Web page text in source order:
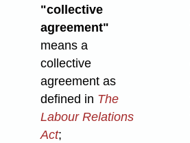
"collective
agreement"
means a
collective
agreement as
defined in The
Labour Relations
Act;